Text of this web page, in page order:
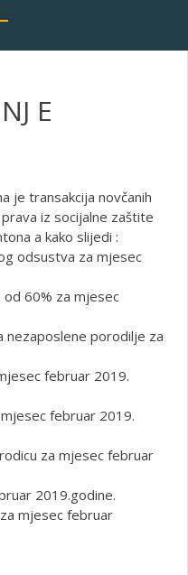
E
je transakcija novčanih
iz socijalne zaštite
a kako slijedi :
odsustva za mjesec
od 60% za mjesec
nezaposlene porodilje za
februar 2019.
februar 2019.
za mjesec februar
2019.godine.
mjesec februar